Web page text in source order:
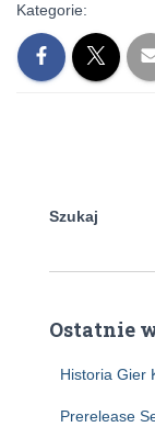
Kategorie:
Szukaj
Ostatnie
Historia Gier
Prerelease